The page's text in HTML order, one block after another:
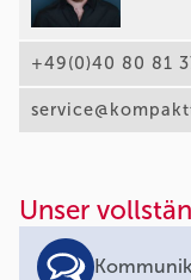
+49(0)40 80 81
Unser